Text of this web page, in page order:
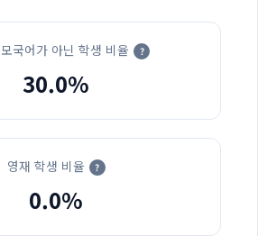
국어가 아닌 학생 비율 ?
30.0%
영재 학생 비율 ?
0.0%